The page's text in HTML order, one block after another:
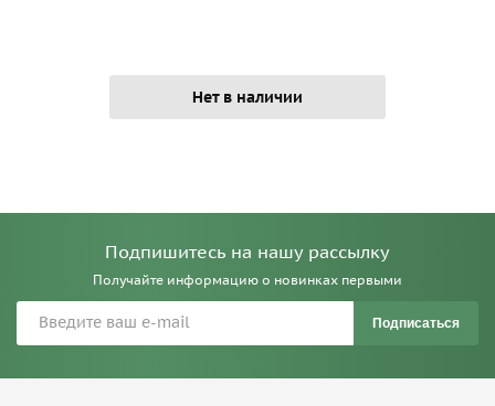
Нет в наличии
Подпишитесь на нашу рассылку
Получайте информацию о новинках первыми
Подписаться